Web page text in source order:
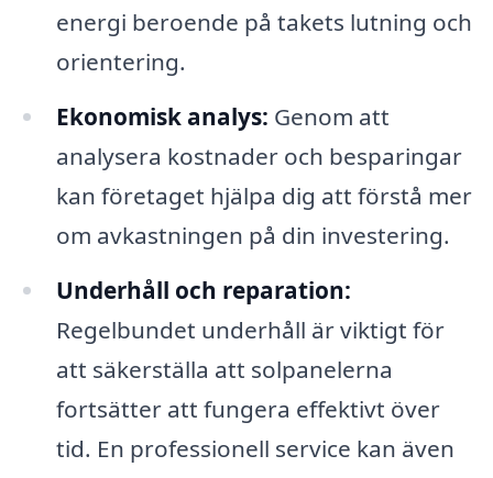
energi beroende på takets lutning och
orientering.
Ekonomisk analys: Genom att
analysera kostnader och besparingar
kan företaget hjälpa dig att förstå mer
om avkastningen på din investering.
Underhåll och reparation:
Regelbundet underhåll är viktigt för
att säkerställa att solpanelerna
fortsätter att fungera effektivt över
tid. En professionell service kan även